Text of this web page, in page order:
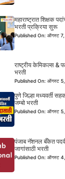
महाराष्ट्रात शिक्षक
भरती प्रक्रिया सुरू
Published On: ऑगस्ट
राष्ट्रीय केमिकल्स &
भरती
Published On: ऑगस्ट
पुणे जिल्हा मध्यवर्ती
जम्बो भरती
Published On: ऑगस्ट
पंजाब नॅशनल बँकेत
जागांसाठी भरती
Published On: ऑगस्ट